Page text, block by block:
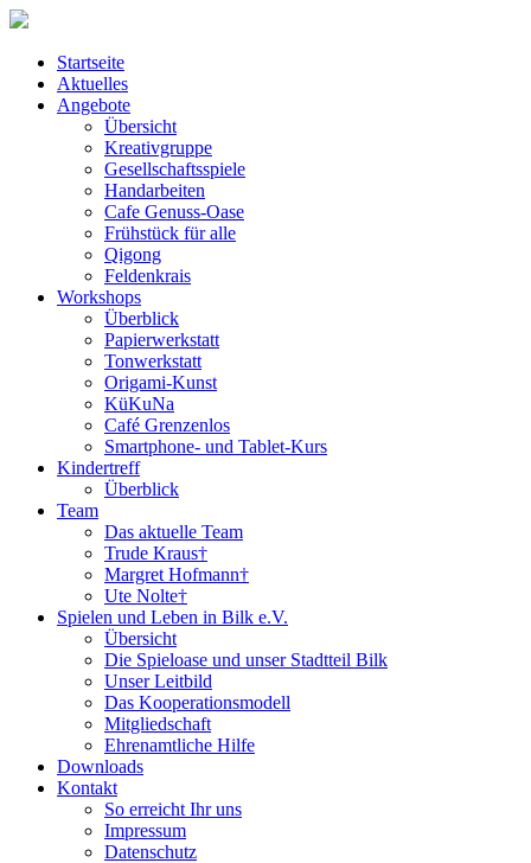
Startseite
Aktuelles
Angebote
Übersicht
Kreativgruppe
Gesellschaftsspiele
Handarbeiten
Cafe Genuss-Oase
Frühstück für alle
Qigong
Feldenkrais
Workshops
Überblick
Papierwerkstatt
Tonwerkstatt
Origami-Kunst
KüKuNa
Café Grenzenlos
Smartphone- und Tablet-Kurs
Kindertreff
Überblick
Team
Das aktuelle Team
Trude Kraus†
Margret Hofmann†
Ute Nolte†
Spielen und Leben in Bilk e.V.
Übersicht
Die Spieloase und unser Stadtteil Bilk
Unser Leitbild
Das Kooperationsmodell
Mitgliedschaft
Ehrenamtliche Hilfe
Downloads
Kontakt
So erreicht Ihr uns
Impressum
Datenschutz